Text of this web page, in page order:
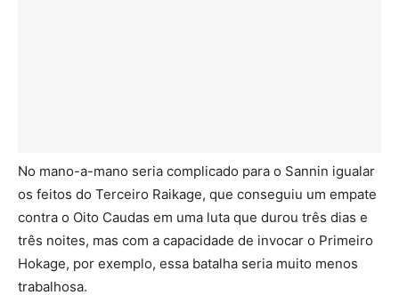
No mano-a-mano seria complicado para o Sannin igualar
os feitos do Terceiro Raikage, que conseguiu um empate
contra o Oito Caudas em uma luta que durou três dias e
três noites, mas com a capacidade de invocar o Primeiro
Hokage, por exemplo, essa batalha seria muito menos
trabalhosa.